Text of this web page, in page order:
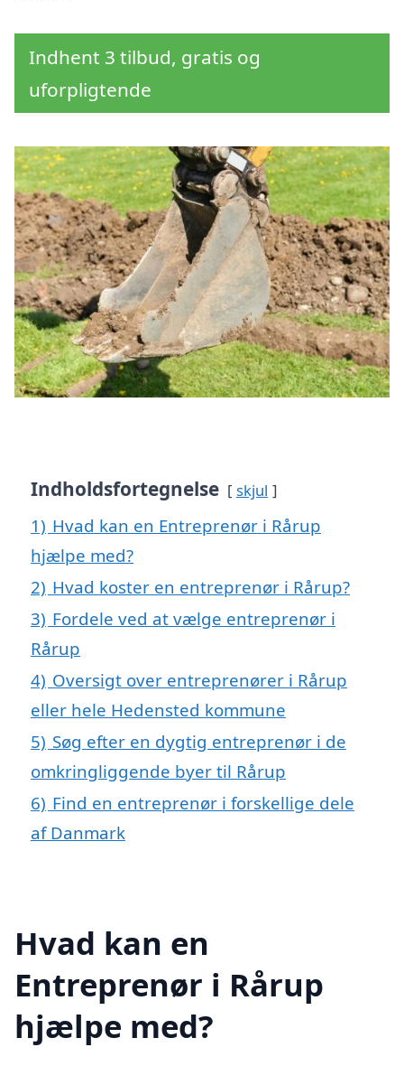
Indhent 3 tilbud, gratis og
uforpligtende
Indholdsfortegnelse skjul
1) Hvad kan en Entreprenør i Rårup
hjælpe med?
2) Hvad koster en entreprenør i Rårup?
3) Fordele ved at vælge entreprenør i
Rårup
4) Oversigt over entreprenører i Rårup
eller hele Hedensted kommune
5) Søg efter en dygtig entreprenør i de
omkringliggende byer til Rårup
6) Find en entreprenør i forskellige dele
af Danmark
Hvad kan en
Entreprenør i Rårup
hjælpe med?